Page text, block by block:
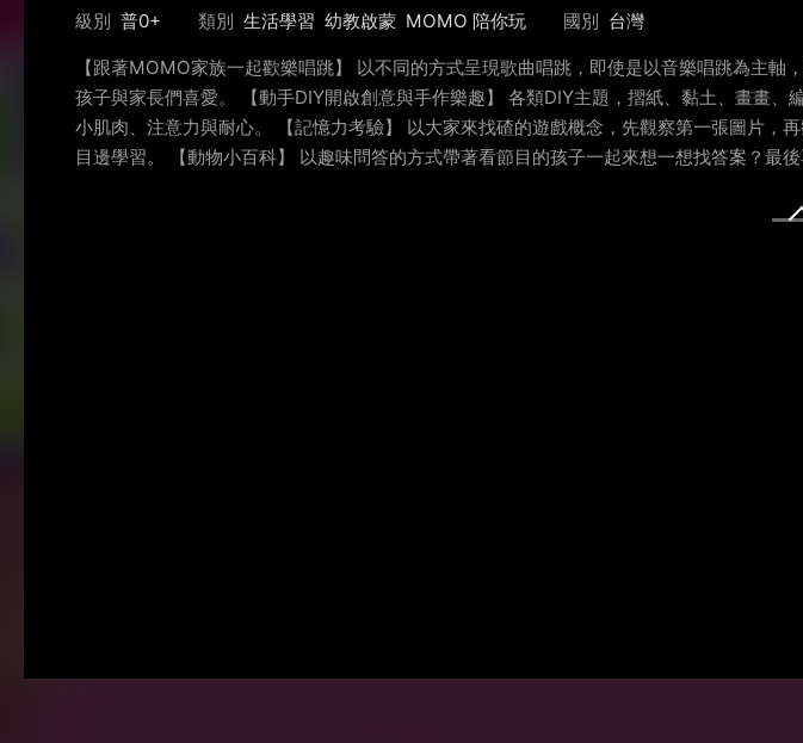
級別 普0+ 類別 生活學習 幼教啟蒙 MOMO 陪你玩 國別 台灣
【跟著MOMO家族一起歡樂唱跳】 以不同的方式呈現歌曲唱跳，即使是以音樂唱跳為主
孩子與家長們喜愛。 【動手DIY開啟創意與手作樂趣】 各類DIY主題，摺紙、黏土、畫畫
小肌肉、注意力與耐心。 【記憶力考驗】 以大家來找碴的遊戲概念，先觀察第一張圖片
目邊學習。 【動物小百科】 以趣味問答的方式帶著看節目的孩子一起來想一想找答案？最